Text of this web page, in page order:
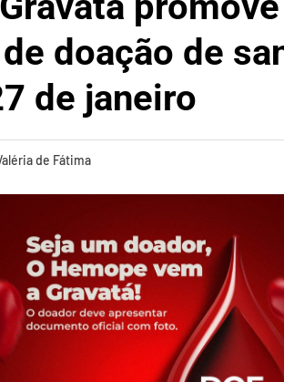
doação de
de janeiro
de Fátima